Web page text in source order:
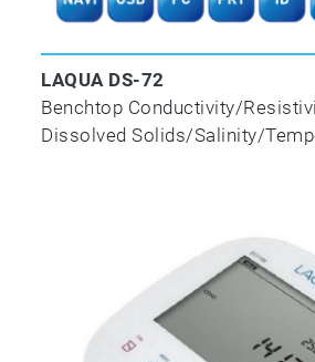
LAQUA DS-72
Benchtop Conductivity/
Dissolved Solids/Salinity/